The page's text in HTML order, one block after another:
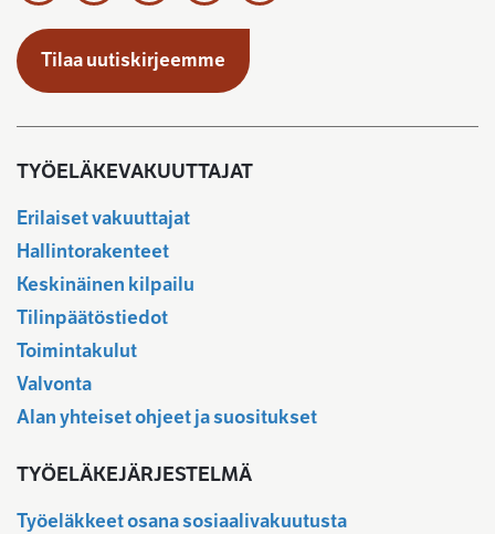
Tilaa uutiskirjeemme
TYÖELÄKEVAKUUTTAJAT
Erilaiset vakuuttajat
Hallintorakenteet
Keskinäinen kilpailu
Tilinpäätöstiedot
Toimintakulut
Valvonta
Alan yhteiset ohjeet ja suositukset
TYÖELÄKEJÄRJESTELMÄ
Työeläkkeet osana sosiaalivakuutusta